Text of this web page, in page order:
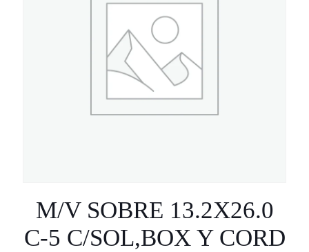
M/V SOBRE 13.2X26.0
C-5 C/SOL,BOX Y CORD